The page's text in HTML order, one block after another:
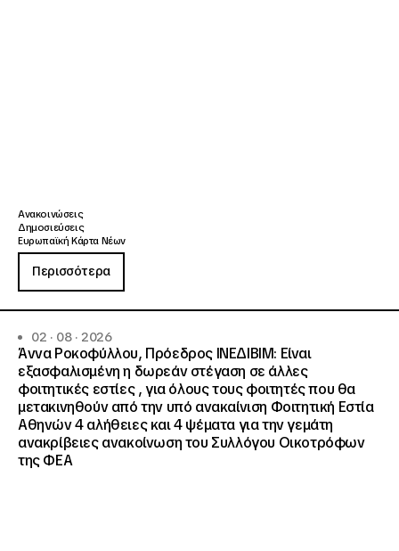
Ανακοινώσεις
Δημοσιεύσεις
Ευρωπαϊκή Κάρτα Νέων
Περισσότερα
02 · 08 · 2026
Άννα Ροκοφύλλου, Πρόεδρος ΙΝΕΔΙΒΙΜ: Είναι
εξασφαλισμένη η δωρεάν στέγαση σε άλλες
φοιτητικές εστίες , για όλους τους φοιτητές που θα
μετακινηθούν από την υπό ανακαίνιση Φοιτητική Εστία
Αθηνών 4 αλήθειες και 4 ψέματα για την γεμάτη
ανακρίβειες ανακοίνωση του Συλλόγου Οικοτρόφων
της ΦΕΑ